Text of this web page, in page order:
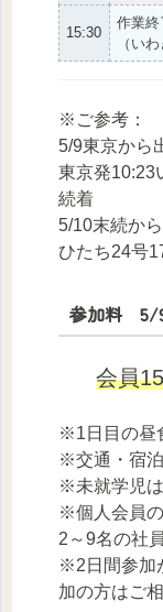
15:30
作業
（い
※ご参考：
5/9東京から
東京発10:23
続着
5/10末続か
ひたち24号
参加料 5/9
会員
※1日目の昼
※交通・宿
※未就学児
※個人会員
2～9名の社
※2日間参加
加の方はご